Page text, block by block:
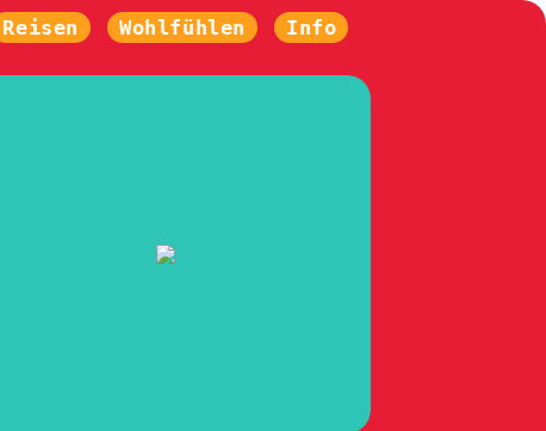
Reisen Wohlfühlen Info